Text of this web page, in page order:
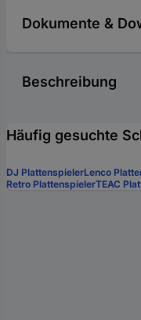
Dokumente &
Beschreibung
Häufig gesuchte
DJ PlattenspielerLenco
Retro PlattenspielerTEAC